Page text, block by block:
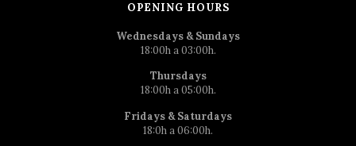
OPENING HOURS
Wednesdays & Sundays
18:00h a 03:00h.
Thursdays
18:00h a 05:00h.
Fridays & Saturdays
18:0h a 06:00h.